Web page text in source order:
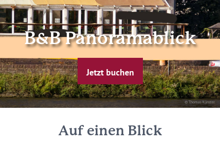
© Thomas Künster
B&B Panoramablick
Jetzt buchen
Auf einen Blick